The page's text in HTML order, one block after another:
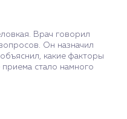
Врач говорил
Он назначил
какие факторы
стало намного